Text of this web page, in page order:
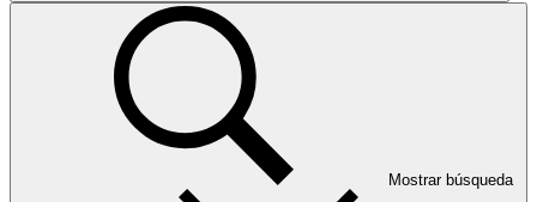
Mostrar búsqueda